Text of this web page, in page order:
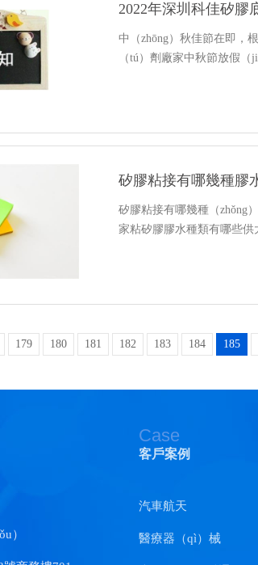
2022年深圳科佳矽膠
中（zhōng）秋佳節在即，
（tú）劑廠家中秋節放假
矽膠粘接有哪幾種（zhǒng
家粘矽膠膠水種類有哪些供
179 180 181 182 183 184 185
）
Case
客戶案例
汽車航天
醫療器（qì）械